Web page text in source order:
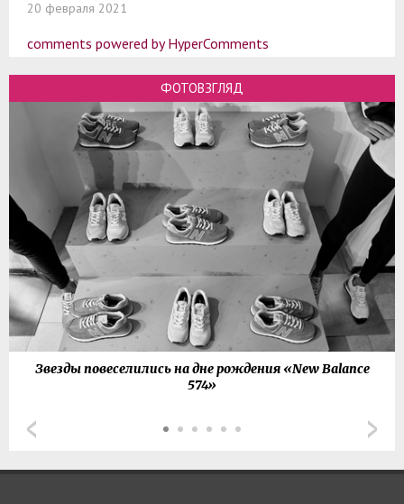
20 февраля 2021
comments powered by HyperComments
ФОТОВЗГЛЯД
Звезды повеселились на дне рождения «New Balance
574»